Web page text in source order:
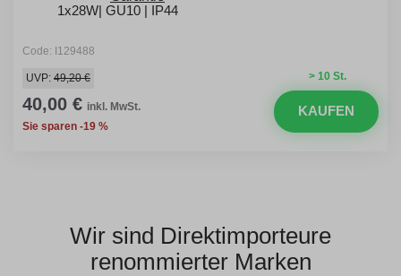
1x28W| GU10 | IP44
Code: I129488
> 10 St.
UVP: 49,20 €
40,00 € inkl. MwSt.
Sie sparen -19 %
KAUFEN
Wir sind Direktimporteure
renommierter Marken